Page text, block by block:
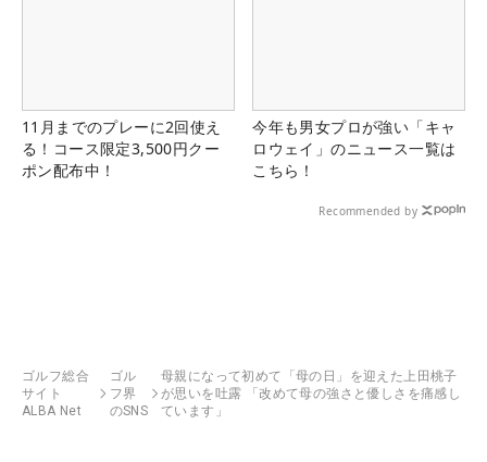
11月までのプレーに2回使え
る！コース限定3,500円クー
ポン配布中！
今年も男女プロが強い「キャ
ロウェイ」のニュース一覧は
こちら！
Recommended by
ゴルフ総合
サイト
ALBA Net
ゴル
フ界
のSNS
母親になって初めて「母の日」を迎えた上田桃子
が思いを吐露 「改めて母の強さと優しさを痛感し
ています」